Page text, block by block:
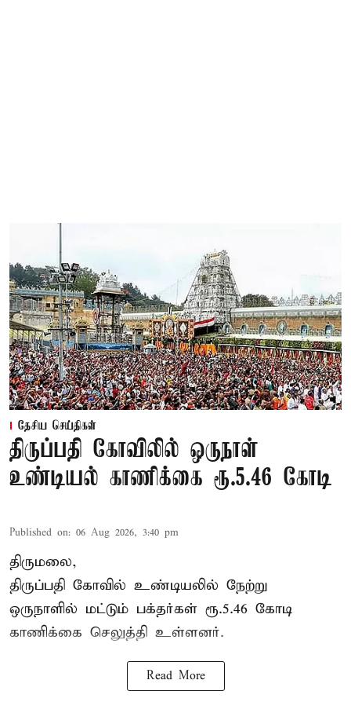
தேசிய செய்திகள்
திருப்பதி கோவிலில் ஒருநாள்
உண்டியல் காணிக்கை ரூ.5.46 கோடி
Published on: 06 Aug 2026, 3:40 pm
திருமலை,
திருப்பதி கோவில் உண்டியலில் நேற்று
ஒருநாளில் மட்டும் பக்தர்கள் ரூ.5.46 கோடி
காணிக்கை செலுத்தி உள்ளனர்.
Read More